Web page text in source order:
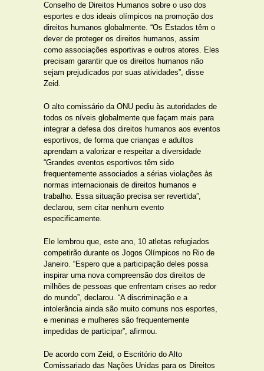
Conselho de Direitos Humanos sobre o uso dos
esportes e dos ideais olímpicos na promoção dos
direitos humanos globalmente. “Os Estados têm o
dever de proteger os direitos humanos, assim
como associações esportivas e outros atores. Eles
precisam garantir que os direitos humanos não
sejam prejudicados por suas atividades”, disse
Zeid.
O alto comissário da ONU pediu às autoridades de
todos os níveis globalmente que façam mais para
integrar a defesa dos direitos humanos aos eventos
esportivos, de forma que crianças e adultos
aprendam a valorizar e respeitar a diversidade
“Grandes eventos esportivos têm sido
frequentemente associados a sérias violações às
normas internacionais de direitos humanos e
trabalho. Essa situação precisa ser revertida”,
declarou, sem citar nenhum evento
especificamente.
Ele lembrou que, este ano, 10 atletas refugiados
competirão durante os Jogos Olímpicos no Rio de
Janeiro. “Espero que a participação deles possa
inspirar uma nova compreensão dos direitos de
milhões de pessoas que enfrentam crises ao redor
do mundo”, declarou. “A discriminação e a
intolerância ainda são muito comuns nos esportes,
e meninas e mulheres são frequentemente
impedidas de participar”, afirmou.
De acordo com Zeid, o Escritório do Alto
Comissariado das Nações Unidas para os Direitos